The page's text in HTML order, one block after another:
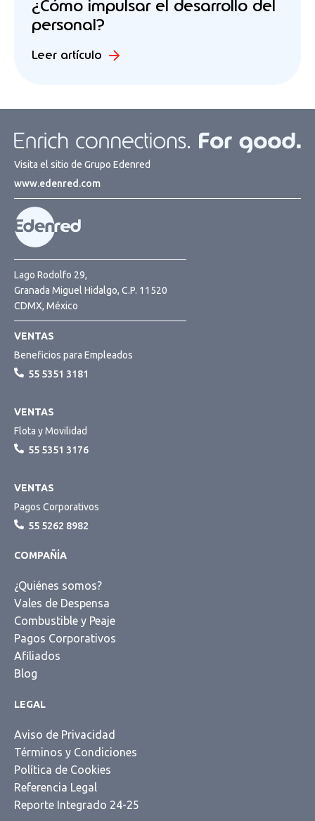
¿Cómo impulsar el desarrollo del
personal?
Leer artículo
Visita el sitio de Grupo Edenred
www.edenred.com
Lago Rodolfo 29,
Granada Miguel Hidalgo, C.P. 11520
CDMX, México
VENTAS
Beneficios para Empleados
55 5351 3181
VENTAS
Flota y Movilidad
55 5351 3176
VENTAS
Pagos Corporativos
55 5262 8982
COMPAÑÍA
¿Quiénes somos?
Vales de Despensa
Combustible y Peaje
Pagos Corporativos
Afiliados
Blog
LEGAL
Aviso de Privacidad
Términos y Condiciones
Política de Cookies
Referencia Legal
Reporte Integrado 24-25